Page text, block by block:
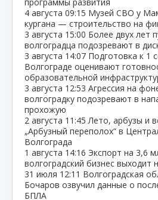
4 августа 09:15 Музей СВО у
кургана — строительство на
3 августа 15:00 Более двух лет
волгоградца подозревают в
3 августа 14:07 Подготовка к 1
Волгограде оценивают
образовательной
3 августа 12:53 Агрессия на
волгоградку подозревают в
прохожую
2 августа 11:45 Лето, арбузы и
„Арбузный переполох“ в
Волгограда
1 августа 14:16 Экспорт на 3,6
волгоградский бизнес выходит
31 июля 12:11 Волгоградская
Бочаров озвучил данные о
БПЛА